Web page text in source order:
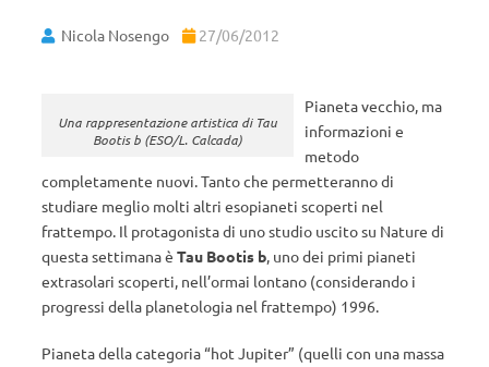
Nicola Nosengo 27/06/2012
Una rappresentazione artistica di Tau
Bootis b (ESO/L. Calcada)
Pianeta vecchio, ma
informazioni e
metodo
completamente nuovi. Tanto che permetteranno di
studiare meglio molti altri esopianeti scoperti nel
frattempo. Il protagonista di uno studio uscito su Nature di
questa settimana è Tau Bootis b, uno dei primi pianeti
extrasolari scoperti, nell’ormai lontano (considerando i
progressi della planetologia nel frattempo) 1996.
Pianeta della categoria “hot Jupiter” (quelli con una massa